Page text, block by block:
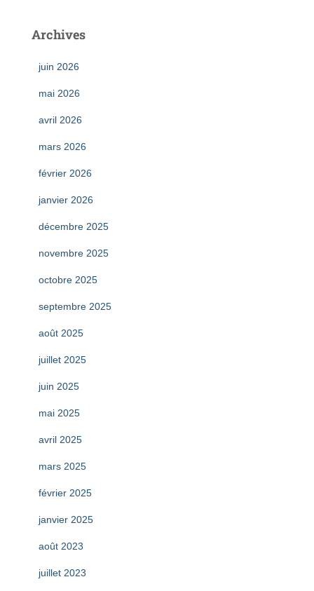
Archives
juin 2026
mai 2026
avril 2026
mars 2026
février 2026
janvier 2026
décembre 2025
novembre 2025
octobre 2025
septembre 2025
août 2025
juillet 2025
juin 2025
mai 2025
avril 2025
mars 2025
février 2025
janvier 2025
août 2023
juillet 2023